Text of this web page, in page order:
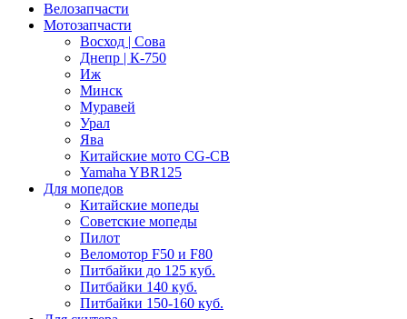
Велозапчасти
Мотозапчасти
Восход | Сова
Днепр | К-750
Иж
Минск
Муравей
Урал
Ява
Китайские мото CG-CB
Yamaha YBR125
Для мопедов
Китайские мопеды
Советские мопеды
Пилот
Веломотор F50 и F80
Питбайки до 125 куб.
Питбайки 140 куб.
Питбайки 150-160 куб.